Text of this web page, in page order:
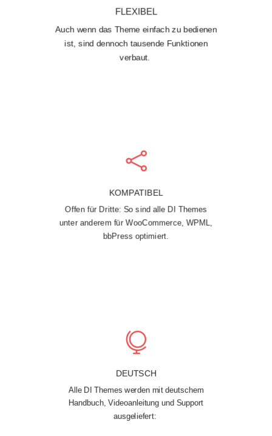
FLEXIBEL
Auch wenn das Theme einfach zu bedienen
ist, sind dennoch tausende Funktionen
verbaut.

KOMPATIBEL
Offen für Dritte: So sind alle DI Themes
unter anderem für WooCommerce, WPML,
bbPress optimiert.

DEUTSCH
Alle DI Themes werden mit deutschem
Handbuch, Videoanleitung und Support
ausgeliefert: